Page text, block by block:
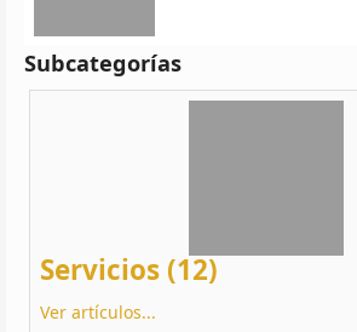
Subcategorías
Servicios (12)
Ver artículos...